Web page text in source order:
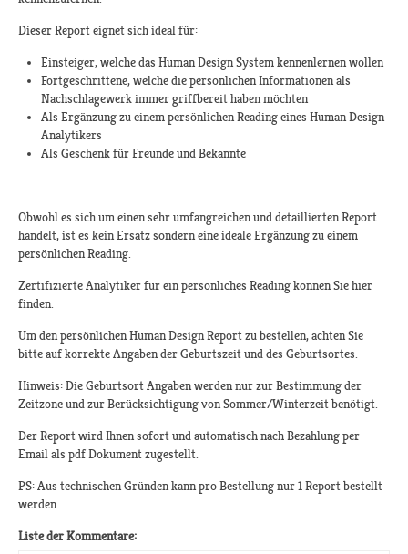
Dieser Report eignet sich ideal für:
Einsteiger, welche das Human Design System kennenlernen wollen
Fortgeschrittene, welche die persönlichen Informationen als
Nachschlagewerk immer griffbereit haben möchten
Als Ergänzung zu einem persönlichen Reading eines Human Design
Analytikers
Als Geschenk für Freunde und Bekannte
Obwohl es sich um einen sehr umfangreichen und detaillierten Report
handelt, ist es kein Ersatz sondern eine ideale Ergänzung zu einem
persönlichen Reading.
Zertifizierte Analytiker für ein persönliches Reading können Sie hier
finden.
Um den persönlichen Human Design Report zu bestellen, achten Sie
bitte auf korrekte Angaben der Geburtszeit und des Geburtsortes.
Hinweis: Die Geburtsort Angaben werden nur zur Bestimmung der
Zeitzone und zur Berücksichtigung von Sommer/Winterzeit benötigt.
Der Report wird Ihnen sofort und automatisch nach Bezahlung per
Email als pdf Dokument zugestellt.
PS: Aus technischen Gründen kann pro Bestellung nur 1 Report bestellt
werden.
Liste der Kommentare: